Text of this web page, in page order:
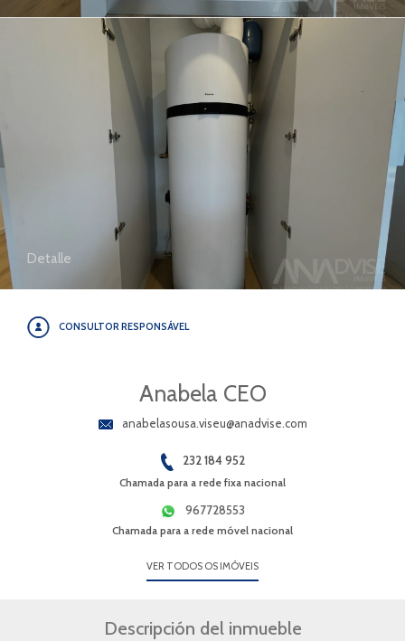
Detalle
CONSULTOR RESPONSÁVEL
Anabela CEO
anabelasousa.viseu@anadvise.com
232 184 952
Chamada para a rede fixa nacional
967728553
Chamada para a rede móvel nacional
VER TODOS OS IMÓVEIS
Descripción del inmueble